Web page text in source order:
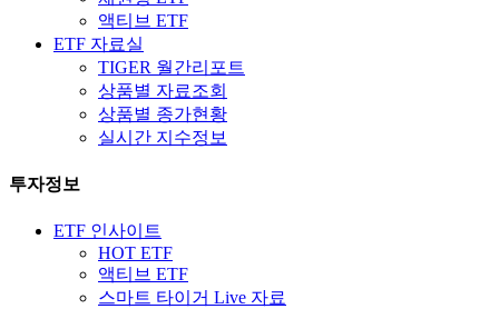
액티브 ETF
ETF 자료실
TIGER 월간리포트
상품별 자료조회
상품별 종가현황
실시간 지수정보
투자정보
ETF 인사이트
HOT ETF
액티브 ETF
스마트 타이거 Live 자료